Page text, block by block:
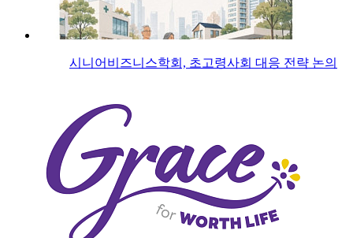
시니어비즈니스학회, 초고령사회 대응 전략 논의